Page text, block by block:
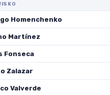
Homenchenko
Martínez
Fonseca
Zalazar
Valverde